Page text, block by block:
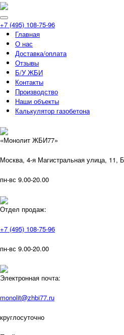
+7 (495) 108-75-96
Главная
О нас
Доставка/оплата
Отзывы
Б/У ЖБИ
Контакты
Производство
Наши объекты
Калькулятор газобетона
«Монолит ЖБИ77»
Москва, 4-я Магистральная улица, 11,
пн-вс 9.00-20.00
Отдел продаж:
+7 (495) 108-75-96
пн-вс 9.00-20.00
Электронная почта:
monolit@zhbi77.ru
круглосуточно